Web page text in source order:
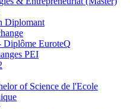
Diplomant
Diplôme EuroteQ
PEI
of Science de l'Ecole